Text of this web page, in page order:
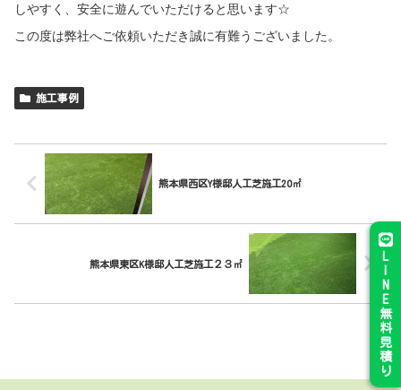
しやすく、安全に遊んでいただけると思います☆
この度は弊社へご依頼いただき誠に有難うございました。
施工事例
熊本県西区Y様邸人工芝施工20㎡
熊本県東区K様邸人工芝施工２３㎡
L
N
E
無
料
見
積
り